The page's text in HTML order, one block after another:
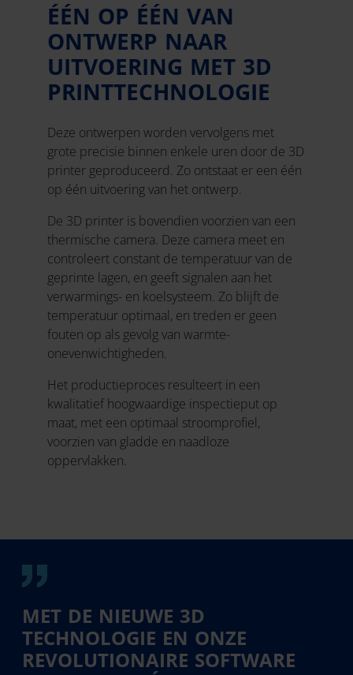
ÉÉN OP ÉÉN VAN
ONTWERP NAAR
UITVOERING MET 3D
PRINTTECHNOLOGIE
Deze ontwerpen worden vervolgens met
grote precisie binnen enkele uren door de 3D
printer geproduceerd. Zo ontstaat er een één
op één uitvoering van het ontwerp.
De 3D printer is bovendien voorzien van een
thermische camera. Deze camera meet en
controleert constant de temperatuur van de
geprinte lagen, en geeft signalen aan het
verwarmings- en koelsysteem. Zo blijft de
temperatuur optimaal, en treden er geen
fouten op als gevolg van warmte-
onevenwichtigheden.
Het productieproces resulteert in een
kwalitatief hoogwaardige inspectieput op
maat, met een optimaal stroomprofiel,
voorzien van gladde en naadloze
oppervlakken.
MET DE NIEUWE 3D
TECHNOLOGIE EN ONZE
REVOLUTIONAIRE SOFTWARE